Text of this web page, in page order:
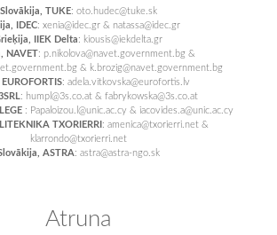
Slovākija, TUKE: oto.hudec@tuke.sk
IDEC: xenia@idec.gr & natassa@idec.gr
IIEK Delta: kiousis@iekdelta.gr
NAVET: p.nikolova@navet.government.bg &
& k.brozig@navet.government.bg
: adela.vitkovska@eurofortis.lv
: humpl@3s.co.at & fabrykowska@3s.co.at
: Papaloizou.l@unic.ac.cy & iacovides.a@unic.ac.cy
TXORIERRI : amenica@txorierri.net &
klarrondo@txorierri.net
ASTRA: astra@astra-ngo.sk
Atruna